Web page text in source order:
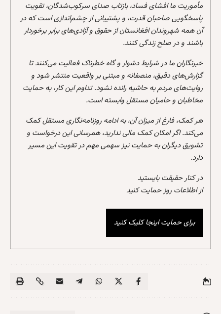
مأموریت ما افشای فساد، بازتاب صدای سرکوب‌شدگان، تقویت
پاسخگویی صاحبان قدرت، و پشتیبانی از چشم‌اندازی است که در
آن همه شهروندان افغانستان از حقوق و آزادی‌های برابر برخوردار
باشند و در صلح زندگی کنند.
خبرنگاران ما در شرایط دشوار و گاه خطرناک فعالیت می‌کنند تا
گزارش‌های دقیق، منصفانه و مبتنی بر واقعیت منتشر شود و
روایت‌های مردم به حاشیه رانده نشود. تداوم این کار، به حمایت
مخاطبان و حامیان مستقل وابسته است.
هر کمک، فارغ از میزان آن، به ادامه روزنامه‌نگاری مستقل کمک
می‌کند. اگر امکان کمک مالی ندارید، همرسانی این درخواست و
تشویق دیگران به حمایت نیز سهمی مهم در تقویت این مسیر
دارد.
در کنار حقیقت بایستید
از اطلاعات روز حمایت کنید
برای حمایت اینجا کلیک کنید